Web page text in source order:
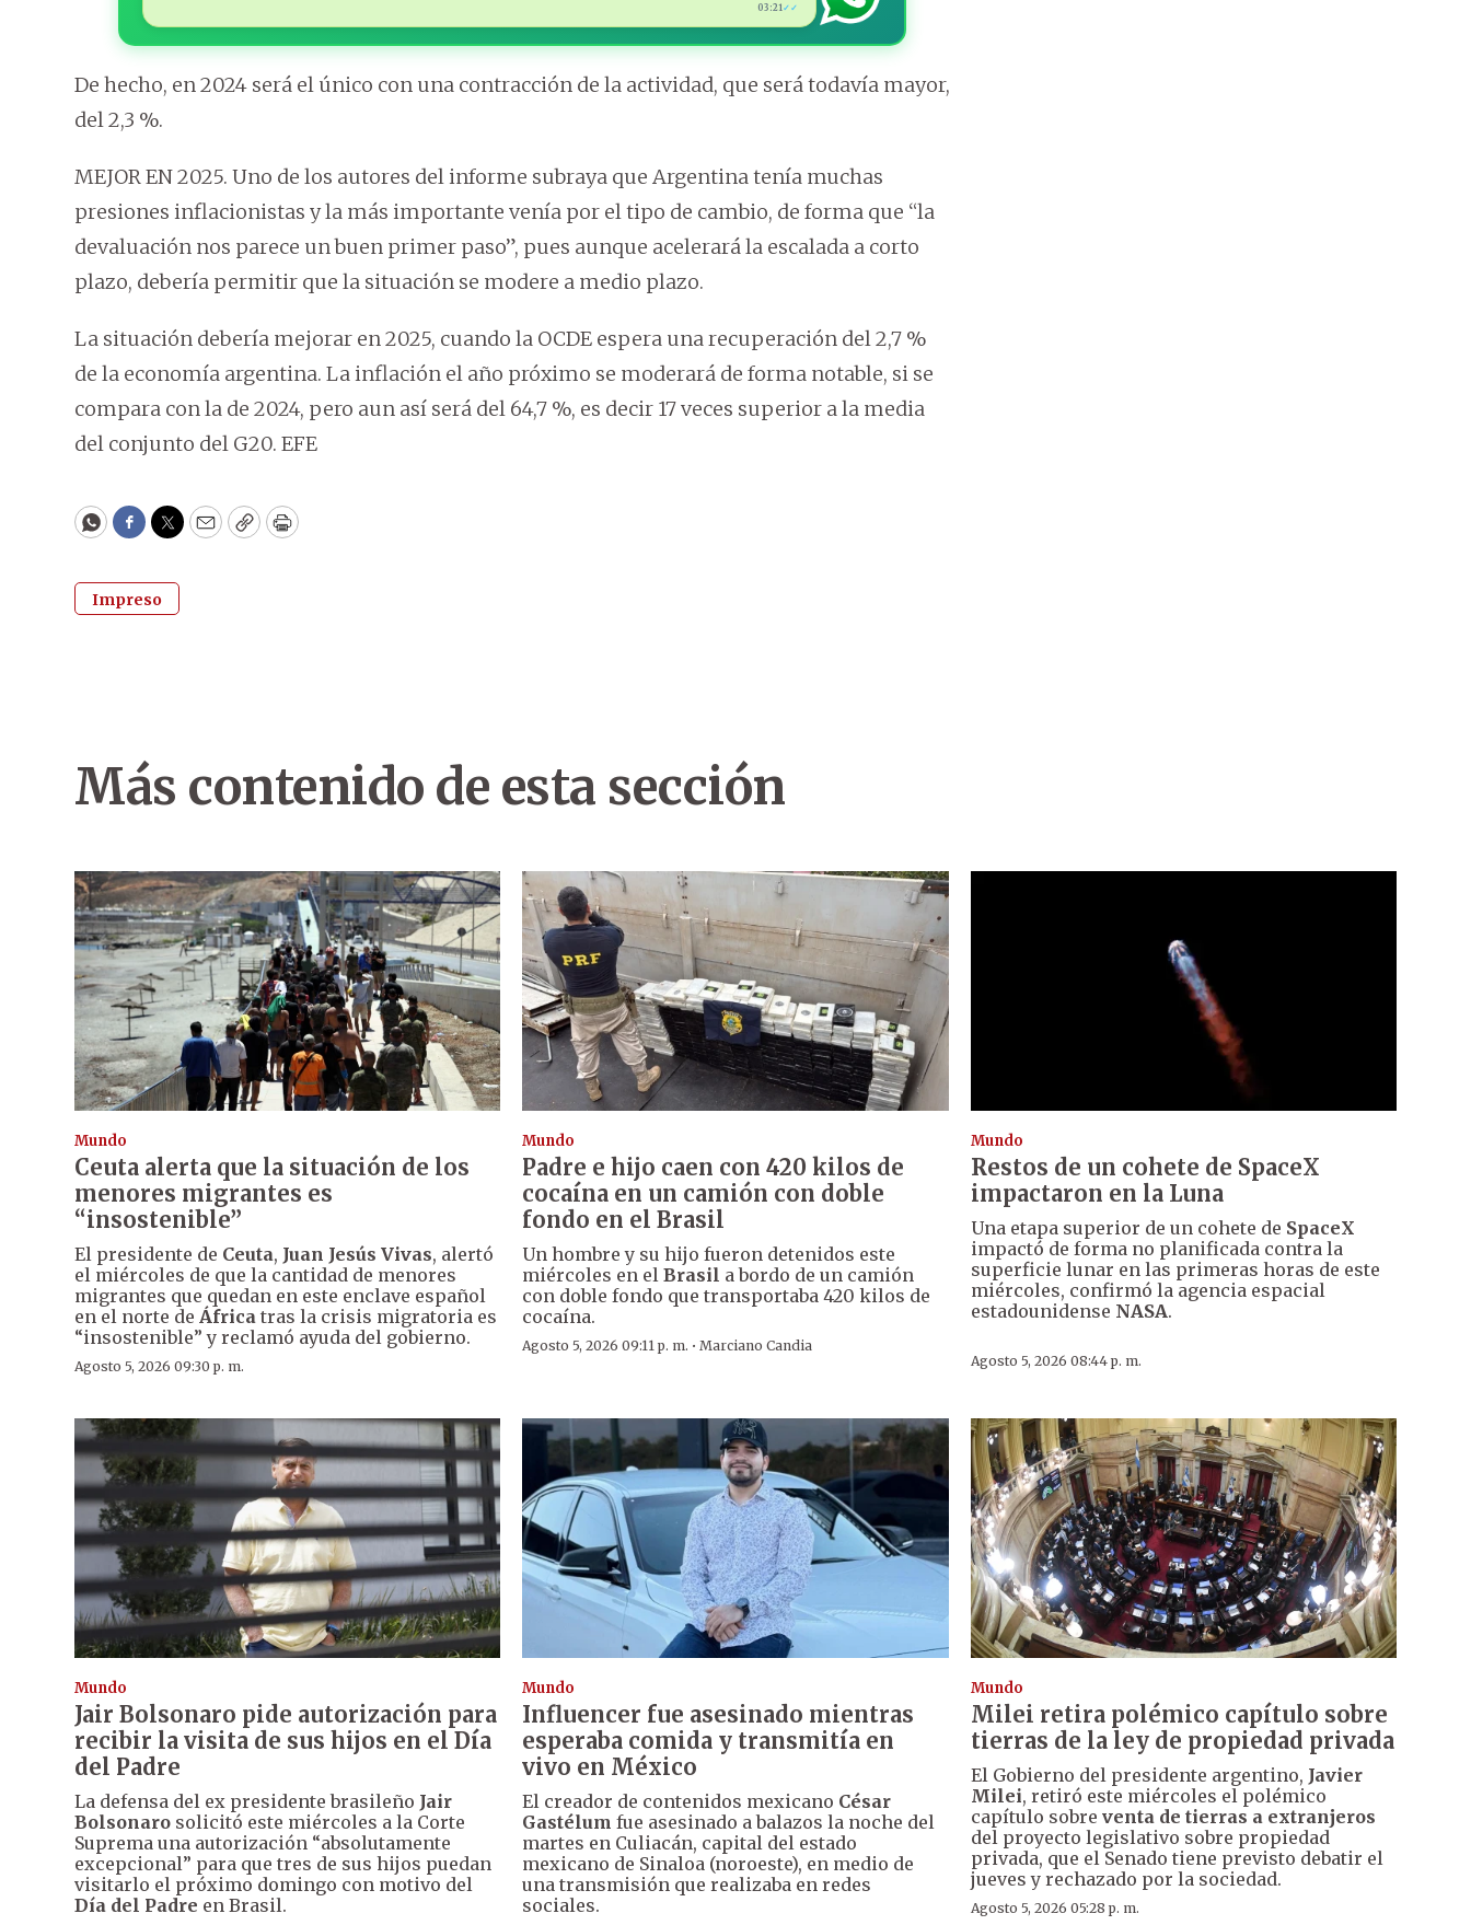
03:21✓✓
De hecho, en 2024 será el único con una contracción de la actividad, que será todavía mayor,
del 2,3 %.
MEJOR EN 2025. Uno de los autores del informe subraya que Argentina tenía muchas
presiones inflacionistas y la más importante venía por el tipo de cambio, de forma que “la
devaluación nos parece un buen primer paso”, pues aunque acelerará la escalada a corto
plazo, debería permitir que la situación se modere a medio plazo.
La situación debería mejorar en 2025, cuando la OCDE espera una recuperación del 2,7 %
de la economía argentina. La inflación el año próximo se moderará de forma notable, si se
compara con la de 2024, pero aun así será del 64,7 %, es decir 17 veces superior a la media
del conjunto del G20. EFE
WhatsApp
Facebook
Twitter
EmailCopyPrint
Impreso
Más contenido de esta sección
Mundo
Ceuta alerta que la situación de los
menores migrantes es
“insostenible”
El presidente de Ceuta, Juan Jesús Vivas, alertó
el miércoles de que la cantidad de menores
migrantes que quedan en este enclave español
en el norte de África tras la crisis migratoria es
“insostenible” y reclamó ayuda del gobierno.
Agosto 5, 2026 09:30 p. m.
Mundo
Padre e hijo caen con 420 kilos de
cocaína en un camión con doble
fondo en el Brasil
Un hombre y su hijo fueron detenidos este
miércoles en elBrasil a bordo de un camión
con doble fondo que transportaba 420 kilos de
cocaína.
Agosto 5, 2026 09:11 p. m. ·Marciano Candia
Mundo
Restos de un cohete de SpaceX
impactaron en la Luna
Una etapa superior de un cohete de SpaceX
impactó de forma no planificada contra la
superficie lunar en las primeras horas de este
miércoles, confirmó la agencia espacial
estadounidense NASA.
Agosto 5, 2026 08:44 p. m.
Mundo
Jair Bolsonaro pide autorización para
recibir la visita de sus hijos en el Día
del Padre
La defensa del ex presidente brasileño Jair
Bolsonaro solicitó este miércoles a la Corte
Suprema una autorización “absolutamente
excepcional” para que tres de sus hijos puedan
visitarlo el próximo domingo con motivo del
Día del Padre en Brasil.
Mundo
Influencer fue asesinado mientras
esperaba comida y transmitía en
vivo en México
El creador de contenidos mexicano César
Gastélum fue asesinado a balazos la noche del
martes en Culiacán, capital del estado
mexicano de Sinaloa (noroeste), en medio de
una transmisión que realizaba en redes
sociales.
Mundo
Milei retira polémico capítulo sobre
tierras de la ley de propiedad privada
El Gobierno del presidente argentino, Javier
Milei, retiró este miércoles el polémico
capítulo sobre venta de tierras a extranjeros
del proyecto legislativo sobre propiedad
privada, que el Senado tiene previsto debatir el
jueves y rechazado por la sociedad.
Agosto 5, 2026 05:28 p. m.